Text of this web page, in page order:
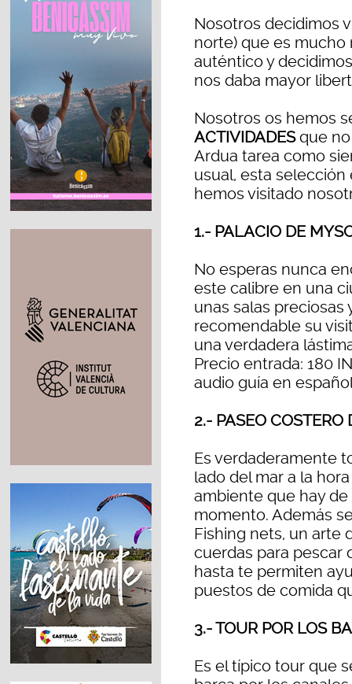
Nosotros decidimos
norte) que es mucho
auténtico y
nos daba mayor
Nosotros os hemos
ACTIVIDADESque no
Ardua tarea como
usual, esta
hemos visitado
1.- PALACIO DE
No esperas nunca
este calibre en una
unas salas preciosas
recomendable su
una verdadera
Precio entrada: 180
audio guía en
2.- PASEO COSTERO
Es verdaderamente
lado del mar a la
ambiente que hay
momento. Además
Fishing nets, un arte
cuerdas para pescar
hasta te permiten
puestos de comida
3.- TOUR POR LOS
Es el típico tour que